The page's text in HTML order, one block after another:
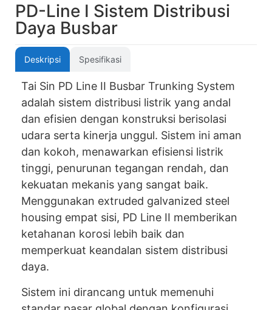
PD-Line I Sistem Distribusi
Daya Busbar
Deskripsi Spesifikasi
Tai Sin PD Line II Busbar Trunking System
adalah sistem distribusi listrik yang andal
dan efisien dengan konstruksi berisolasi
udara serta kinerja unggul. Sistem ini aman
dan kokoh, menawarkan efisiensi listrik
tinggi, penurunan tegangan rendah, dan
kekuatan mekanis yang sangat baik.
Menggunakan extruded galvanized steel
housing empat sisi, PD Line II memberikan
ketahanan korosi lebih baik dan
memperkuat keandalan sistem distribusi
daya.
Sistem ini dirancang untuk memenuhi